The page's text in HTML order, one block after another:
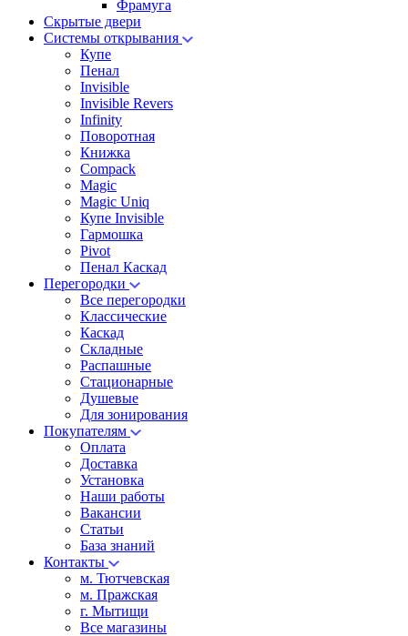
Фрамуга
Скрытые двери
Системы открывания
Купе
Пенал
Invisible
Invisible Revers
Infinity
Поворотная
Книжка
Compack
Magic
Magic Uniq
Купе Invisible
Гармошка
Pivot
Пенал Каскад
Перегородки
Все перегородки
Классические
Каскад
Складные
Распашные
Стационарные
Душевые
Для зонирования
Покупателям
Оплата
Доставка
Установка
Наши работы
Вакансии
Статьи
База знаний
Контакты
м. Тютчевская
м. Пражская
г. Мытищи
Все магазины